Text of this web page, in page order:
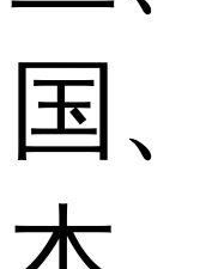
国